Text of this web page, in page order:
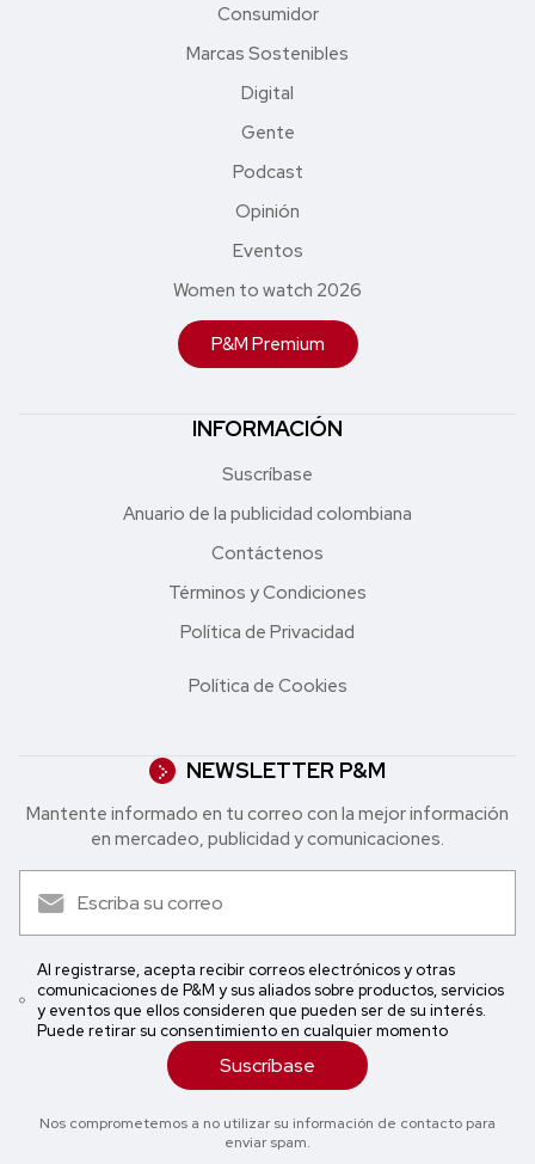
Consumidor
Marcas Sostenibles
Digital
Gente
Podcast
Opinión
Eventos
Women to watch 2026
P&M Premium
INFORMACIÓN
Suscríbase
Anuario de la publicidad colombiana
Contáctenos
Términos y Condiciones
Política de Privacidad
Política de Cookies
NEWSLETTER P&M
Mantente informado en tu correo con la mejor in formación
en mercadeo, publicidad y comunicaciones.
Al registrarse, acepta recibir correos electrónicos y otras
comunicaciones de P&M y sus aliados sobre productos, servicios
y eventos que ellos consideren que pueden ser de su interés.
Puede retirar su consentimiento en cualquier momento
Suscríbase
Nos comprometemos a no utilizar su información de contacto para
enviar spam.